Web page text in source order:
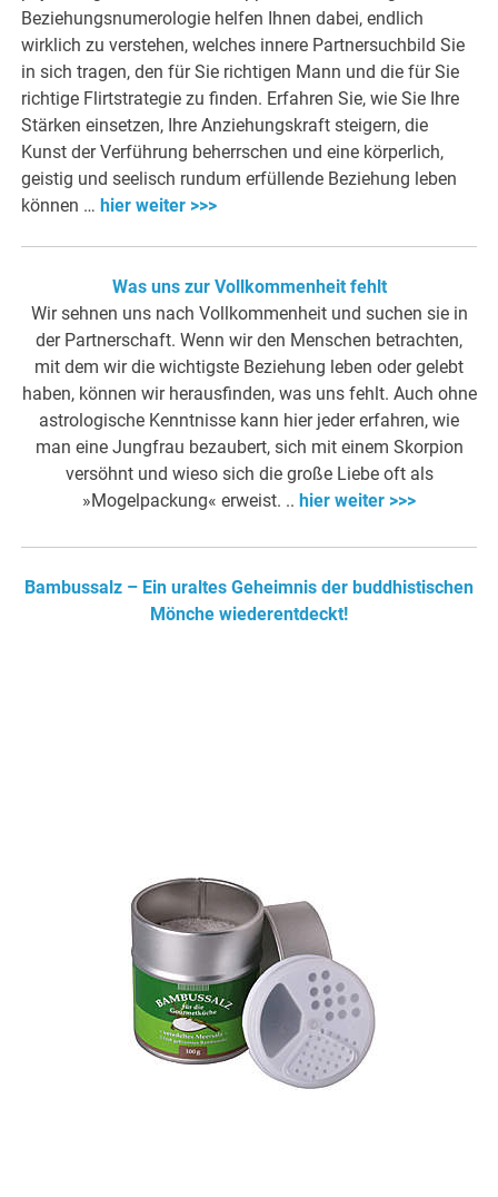
Beziehungsnumerologie helfen Ihnen dabei, endlich
wirklich zu verstehen, welches innere Partnersuchbild Sie
in sich tragen, den für Sie richtigen Mann und die für Sie
richtige Flirtstrategie zu finden. Erfahren Sie, wie Sie Ihre
Stärken einsetzen, Ihre Anziehungskraft steigern, die
Kunst der Verführung beherrschen und eine körperlich,
geistig und seelisch rundum erfüllende Beziehung leben
können … hier weiter >>>
Was uns zur Vollkommenheit fehlt
Wir sehnen uns nach Vollkommenheit und suchen sie in
der Partnerschaft. Wenn wir den Menschen betrachten,
mit dem wir die wichtigste Beziehung leben oder gelebt
haben, können wir herausfinden, was uns fehlt. Auch ohne
astrologische Kenntnisse kann hier jeder erfahren, wie
man eine Jungfrau bezaubert, sich mit einem Skorpion
versöhnt und wieso sich die große Liebe oft als
»Mogelpackung« erweist. .. hier weiter >>>
Bambussalz – Ein uraltes Geheimnis der buddhistischen
Mönche wiederentdeckt!